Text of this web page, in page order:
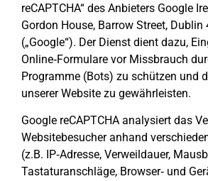
reCAPTCHA“ des Anbieters Google
Gordon House, Barrow Street, Dublin
(„Google“). Der Dienst dient dazu,
Online‑Formulare vor Missbrauch
Programme (Bots) zu schützen und
unserer Website zu gewährleisten.
Google reCAPTCHA analysiert das
Websitebesucher anhand
(z.B. IP‑Adresse, Verweildauer,
Tastaturanschläge, Browser‑ und